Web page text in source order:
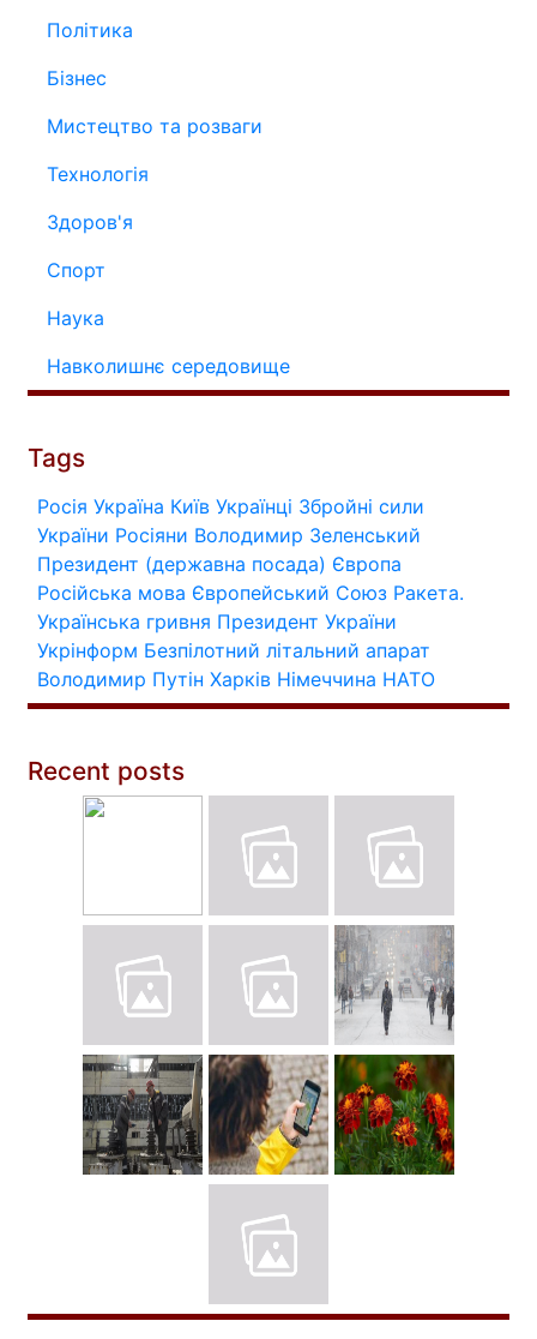
Політика
Бізнес
Мистецтво та розваги
Технологія
Здоров'я
Спорт
Наука
Навколишнє середовище
Tags
Росія Україна Київ Українці Збройні сили
України Росіяни Володимир Зеленський
Президент (державна посада) Європа
Російська мова Європейський Союз Ракета.
Українська гривня Президент України
Укрінформ Безпілотний літальний апарат
Володимир Путін Харків Німеччина НАТО
Recent posts